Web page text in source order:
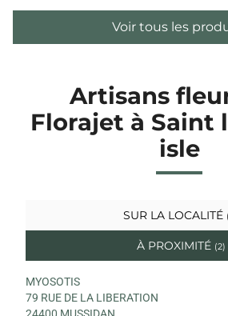
Voir tous les
Artisans
Florajet à Saint
isle
SUR LA LOCALITÉ
À PROXIMITÉ (2)
MYOSOTIS
79 RUE DE LA LIBERATION
24400 MUSSIDAN